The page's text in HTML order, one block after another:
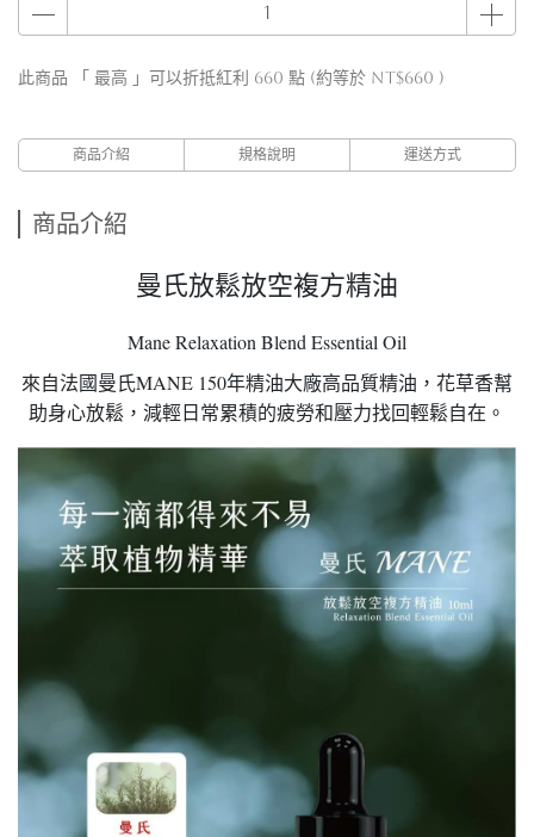
此商品 「 最高 」可以折抵紅利 660 點 (約等於 NT$660 )
商品介紹 規格說明 運送方式
商品介紹
曼氏放鬆放空複方精油
Mane Relaxation Blend Essential Oil
來自法國曼氏MANE 150年精油大廠高品質精油，花草香幫
助身心放鬆，減輕日常累積的疲勞和壓力找回輕鬆自在。